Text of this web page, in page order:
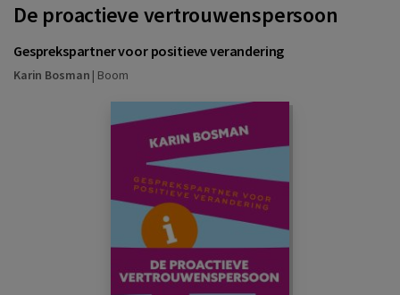
De proactieve vertrouwenspersoon
Gesprekspartner voor positieve verandering
Karin Bosman | Boom